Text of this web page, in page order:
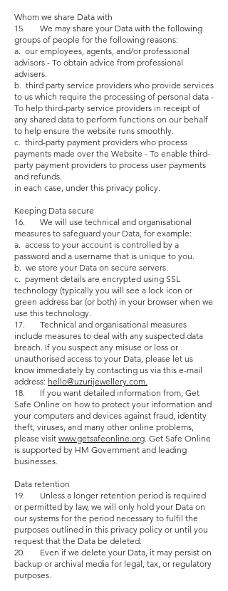
Whom we share Data with
15. We may share your Data with the following
groups of people for the following reasons:
a. our employees, agents, and/or professional
advisors - To obtain advice from professional
advisers.
b. third party service providers who provide services
to us which require the processing of personal data -
To help third-party service providers in receipt of
any shared data to perform functions on our behalf
to help ensure the website runs smoothly.
c. third-party payment providers who process
payments made over the Website - To enable third-
party payment providers to process user payments
and refunds.
in each case, under this privacy policy.
Keeping Data secure
16. We will use technical and organisational
measures to safeguard your Data, for example:
a. access to your account is controlled by a
password and a username that is unique to you.
b. we store your Data on secure servers.
c. payment details are encrypted using SSL
technology (typically you will see a lock icon or
green address bar (or both) in your browser when we
use this technology.
17. Technical and organisational measures
include measures to deal with any suspected data
breach. If you suspect any misuse or loss or
unauthorised access to your Data, please let us
know immediately by contacting us via this e-mail
address: hello@uzurijewellery.com.
18. If you want detailed information from, Get
Safe Online on how to protect your information and
your computers and devices against fraud, identity
theft, viruses, and many other online problems,
please visit www.getsafeonline.org . Get Safe Online
is supported by HM Government and leading
businesses.
Data retention
19. Unless a longer retention period is required
or permitted by law, we will only hold your Data on
our systems for the period necessary to fulfil the
purposes outlined in this privacy policy or until you
request that the Data be deleted.
20. Even if we delete your Data, it may persist on
backup or archival media for legal, tax, or regulatory
purposes.